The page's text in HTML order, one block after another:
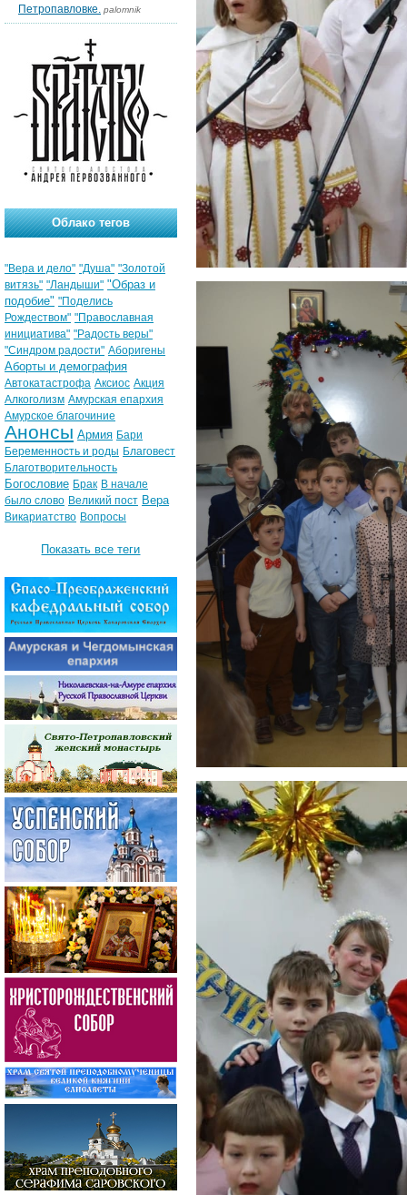
Петропавловке. palomnik
Облако тегов
"Вера и дело" "Душа" "Золотой
витязь" "Ландыши" "Образ и
подобие" "Поделись
Рождеством" "Православная
инициатива" "Радость веры"
"Синдром радости" Аборигены
Аборты и демография
Автокатастрофа Аксиос Акция
Алкоголизм Амурская епархия
Амурское благочиние
Анонсы Армия Бари
Беременность и роды Благовест
Благотворительность
Богословие Брак В начале
было слово Великий пост Вера
Викариатство Вопросы
Показать все теги